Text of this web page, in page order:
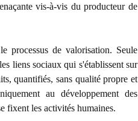
vis-à-vis du producteur de
processus de valorisation. Seule
liens sociaux qui s'établissent sur
quantifiés, sans qualité propre et
au développement des
fixent les activités humaines.